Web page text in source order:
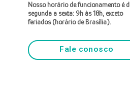
Nosso horário de funcionamento é
segunda a sexta: 9h às 18h, exceto
feriados (horário de Brasília).
Fale conosco